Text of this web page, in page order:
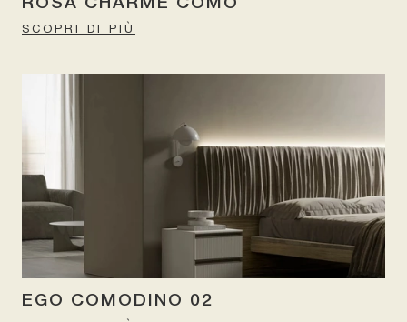
ROSA CHARME COMÒ
SCOPRI DI PIÙ
EGO COMODINO 02